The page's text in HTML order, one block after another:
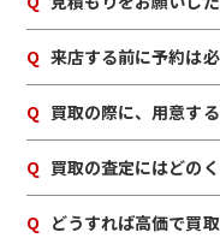
A いいえ。当店では査
Q 来店する前に予約は
A 予約は必要ありませ
案内できます。
Q 買取の際に、用意す
A はい。身分証明書(運
Q 買取の査定にはどの
A 店舗でのお買取の場
Q どうすれば高価で買